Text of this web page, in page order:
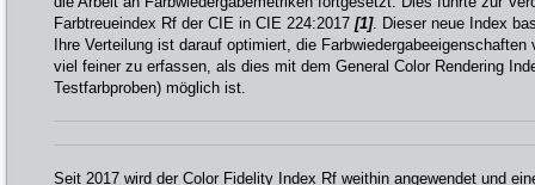
Farbtreueindex Rf der CIE in CIE 224:2017 [1]. Dieser neue Index
Ihre Verteilung ist darauf optimiert, die
viel feiner zu erfassen, als dies mit dem General Color Rendering
Testfarbproben) möglich ist.
Seit 2017 wird der Color Fidelity Index Rf weithin angewendet und